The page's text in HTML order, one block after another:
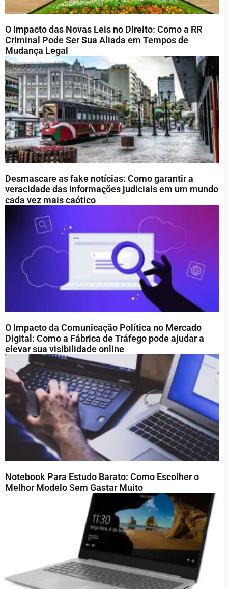
O Impacto das Novas Leis no Direito: Como a RR
Criminal Pode Ser Sua Aliada em Tempos de
Mudança Legal
Desmascare as fake notícias: Como garantir a
veracidade das informações judiciais em um mundo
cada vez mais caótico
O Impacto da Comunicação Política no Mercado
Digital: Como a Fábrica de Tráfego pode ajudar a
elevar sua visibilidade online
Notebook Para Estudo Barato: Como Escolher o
Melhor Modelo Sem Gastar Muito